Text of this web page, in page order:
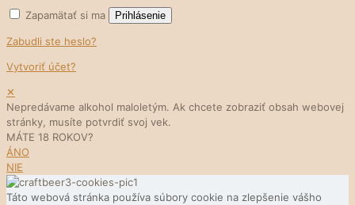
Zapamätať si ma Prihlásenie
Zabudli ste heslo?
Vytvoriť účet?
✕
Nepredávame alkohol maloletým. Ak chcete zobraziť obsah webovej
stránky, musíte potvrdiť svoj vek.
MÁTE 18 ROKOV?
ÁNO
NIE
Táto webová stránka používa súbory cookie na zlepšenie vášho